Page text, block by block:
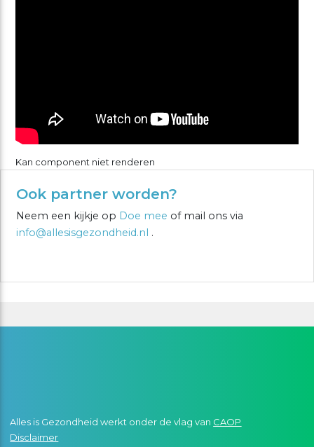
Kan component niet renderen
Ook partner worden?
Neem een kijkje op Doe mee of mail ons via
info@allesisgezondheid.nl .
Alles is Gezondheid werkt onder de vlag van CAOP
Disclaimer